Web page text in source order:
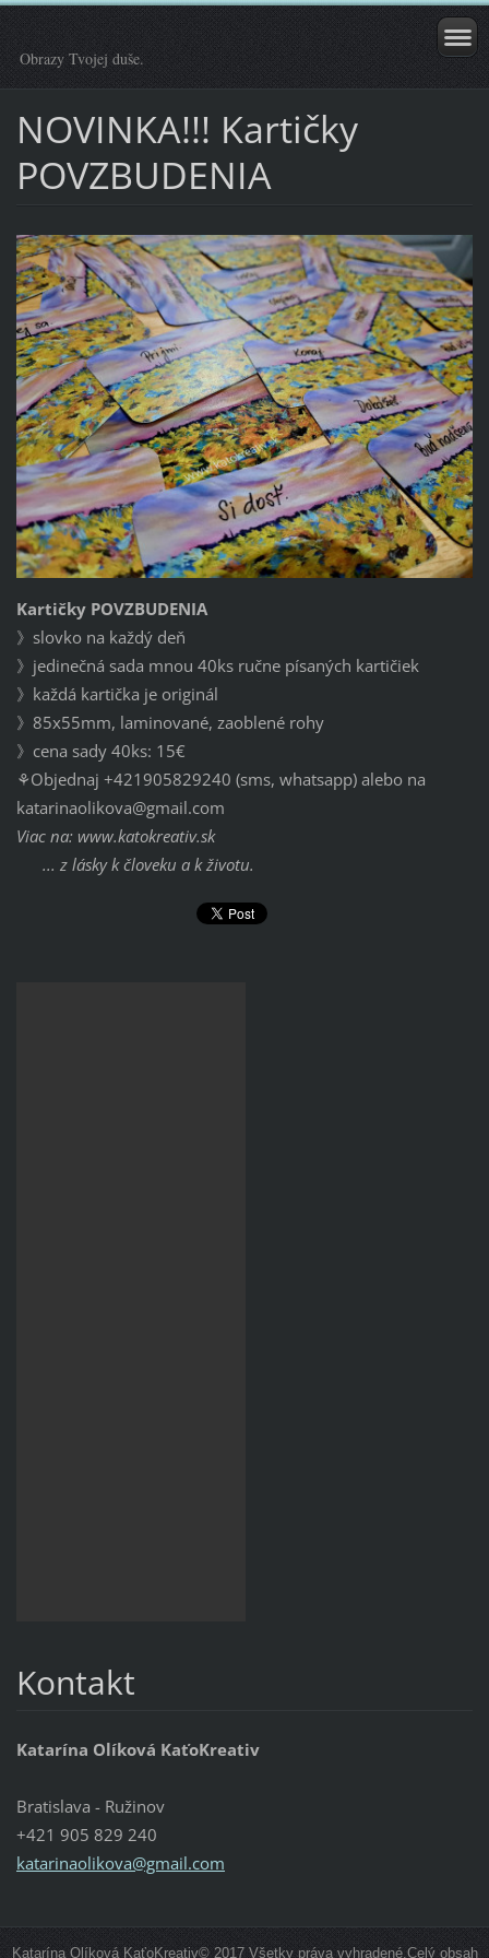
Obrazy Tvojej duše.
NOVINKA!!! Kartičky
POVZBUDENIA
Kartičky POVZBUDENIA
》slovko na každý deň
》jedinečná sada mnou 40ks ručne písaných kartičiek
》každá kartička je originál
》85x55mm, laminované, zaoblené rohy
》cena sady 40ks: 15€
⚘️Objednaj +421905829240 (sms, whatsapp) alebo na
katarinaolikova@gmail.com
Viac na: www.katokreativ.sk
... z lásky k človeku a k životu.
Kontakt
Katarína Olíková KaťoKreativ
Bratislava - Ružinov
+421 905 829 240
katarinaolikova@gmail.com
Katarína Olíková KaťoKreativ© 2017 Všetky práva vyhradené.Celý obsah